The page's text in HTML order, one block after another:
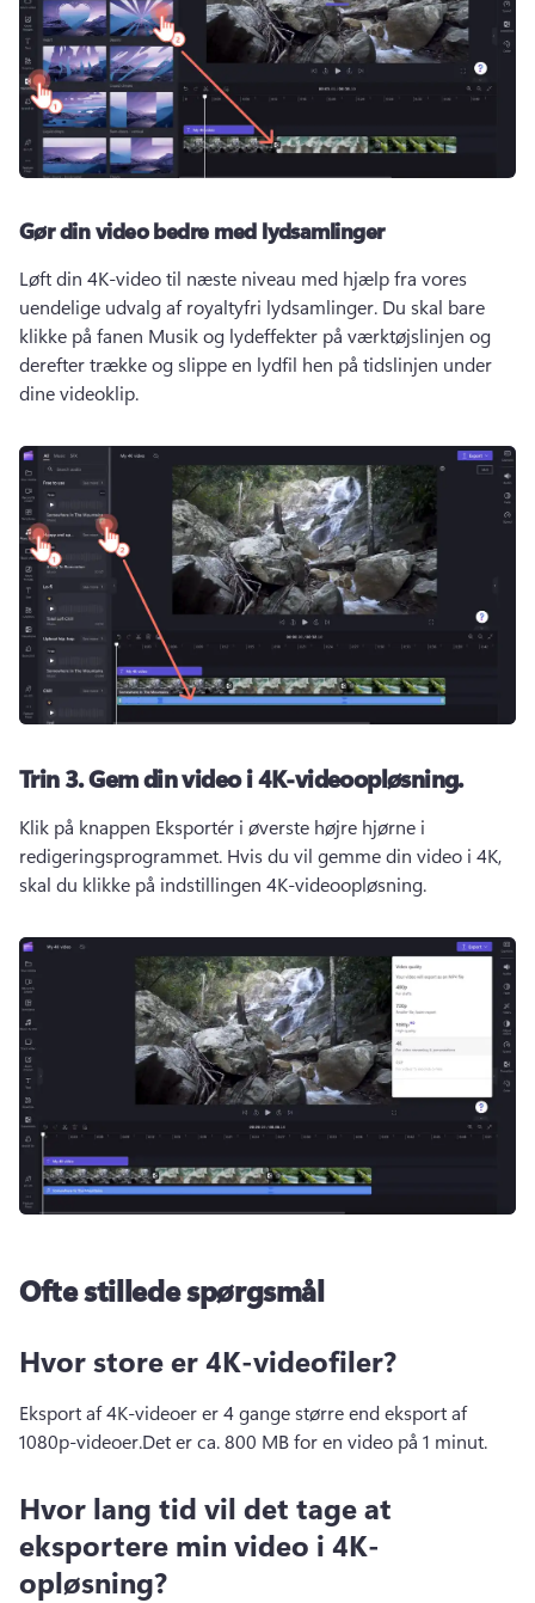
Gør din video bedre med lydsamlinger
Løft din 4K-video til næste niveau med hjælp fra vores
uendelige udvalg af royaltyfri lydsamlinger. Du skal bare
klikke på fanen Musik og lydeffekter på værktøjslinjen og
derefter trække og slippe en lydfil hen på tidslinjen under
dine videoklip.
Trin 3.Gem din video i 4K-videoopløsning.
Klik på knappen Eksportér i øverste højre hjørne i
redigeringsprogrammet. Hvis du vil gemme din video i 4K,
skal du klikke på indstillingen 4K-videoopløsning.
Ofte stillede spørgsmål
Hvor store er 4K-videofiler?
Eksport af 4K-videoer er 4 gange større end eksport af
1080p-videoer.Det er ca. 800 MB for en video på 1 minut.
Hvor lang tid vil det tage at
eksportere min video i 4K-
opløsning?